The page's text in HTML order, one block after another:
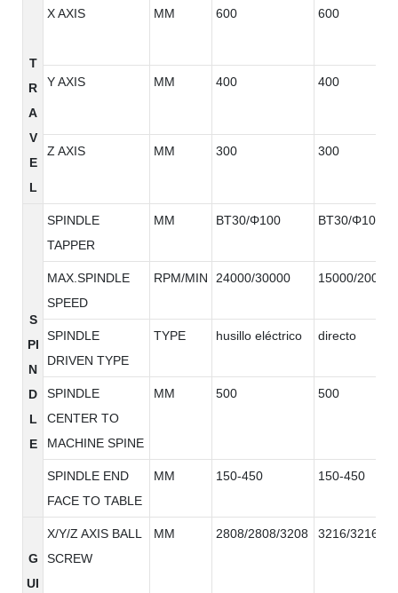
T
R
A
V
E
L
X AXIS MM 600 600
Y AXIS MM 400 400
Z AXIS MM 300 300
S
PI
N
D
L
E
SPINDLE
TAPPER
MM BT30/Φ100 BT30/Φ100
MAX.SPINDLE
SPEED
RPM/MIN 24000/30000 15000/20000
SPINDLE
DRIVEN TYPE
TYPE husillo eléctrico directo
SPINDLE
CENTER TO
MACHINE SPINE
MM 500 500
SPINDLE END
FACE TO TABLE
MM 150-450 150-450
G
UI
X/Y/Z AXIS BALL
SCREW
MM 2808/2808/3208 3216/3216/